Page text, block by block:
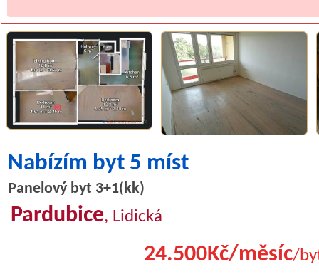
Nabízím byt 5 míst
Panelový byt 3+1(kk)
Pardubice, Lidická
24.500Kč/měsíc/